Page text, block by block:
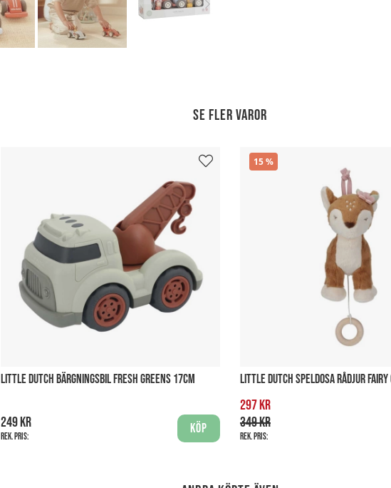
Se fler varor
LITTLE DUTCH BÄRGNINGSBIL FRESH GREENS 17CM
249 kr
Rek. pris:
Köp
15
LITTLE DUTCH SPELDOSA RÅDJUR FAIRY
297 kr
349 kr
Rek. pris: